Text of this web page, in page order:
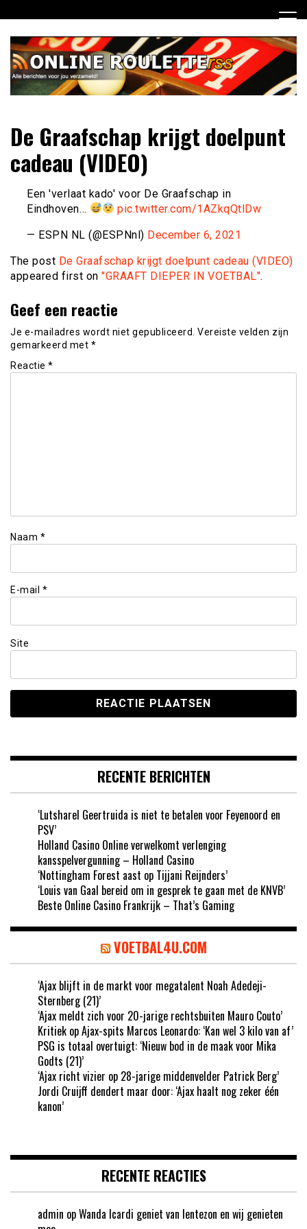
naar
inhoud
Online Roulette RSS
verzameld
De Graafschap krijgt doelpunt
cadeau (VIDEO)
Een 'verlaat kado' voor De Graafschap in
Eindhoven…
pic.twitter.com/1AZkqQtlDw
— ESPN NL (@ESPNnl) December 6, 2021
The post De Graafschap krijgt doelpunt cadeau (VIDEO)
appeared first on "GRAAFT DIEPER IN VOETBAL".
Geef een reactie
Je e-mailadres wordt niet gepubliceerd. Vereiste velden zijn
gemarkeerd met *
Reactie *
Naam *
E-mail *
Site
RECENTE BERICHTEN
‘Lutsharel Geertruida is niet te betalen voor Feyenoord en
PSV’
Holland Casino Online verwelkomt verlenging
kansspelvergunning – Holland Casino
‘Nottingham Forest aast op Tijjani Reijnders’
‘Louis van Gaal bereid om in gesprek te gaan met de KNVB’
Beste Online Casino Frankrijk – That’s Gaming
VOETBAL4U.COM
‘Ajax blijft in de markt voor megatalent Noah Adedeji-
Sternberg (21)’
‘Ajax meldt zich voor 20-jarige rechtsbuiten Mauro Couto’
Kritiek op Ajax-spits Marcos Leonardo: ‘Kan wel 3 kilo van af’
PSG is totaal overtuigt: ‘Nieuw bod in de maak voor Mika
Godts (21)’
‘Ajax richt vizier op 28-jarige middenvelder Patrick Berg’
Jordi Cruijff dendert maar door: ‘Ajax haalt nog zeker één
kanon’
RECENTE REACTIES
admin opWanda Icardi geniet van lentezon en wij genieten